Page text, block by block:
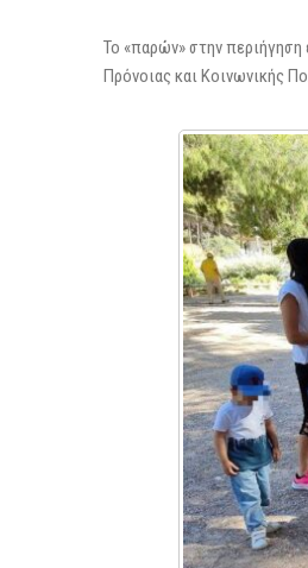
Το «παρών» στην
Πρόνοιας και Κοινωνικής